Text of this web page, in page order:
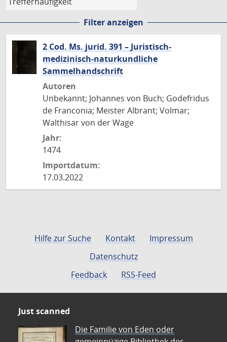
Filter anzeigen
2 Cod. Ms. jurid. 391 – Juristisch-
medizinisch-naturkundliche
Sammelhandschrift
Autoren
Unbekannt; Johannes von Buch; Godefridus
de Franconia; Meister Albrant; Volmar;
Walthisar von der Wage
Jahr:
1474
Importdatum:
17.03.2022
Hilfe zur Suche Kontakt
Impressum
Datenschutz
Feedback
RSS-Feed
Just scanned
Die Familie von Eden oder